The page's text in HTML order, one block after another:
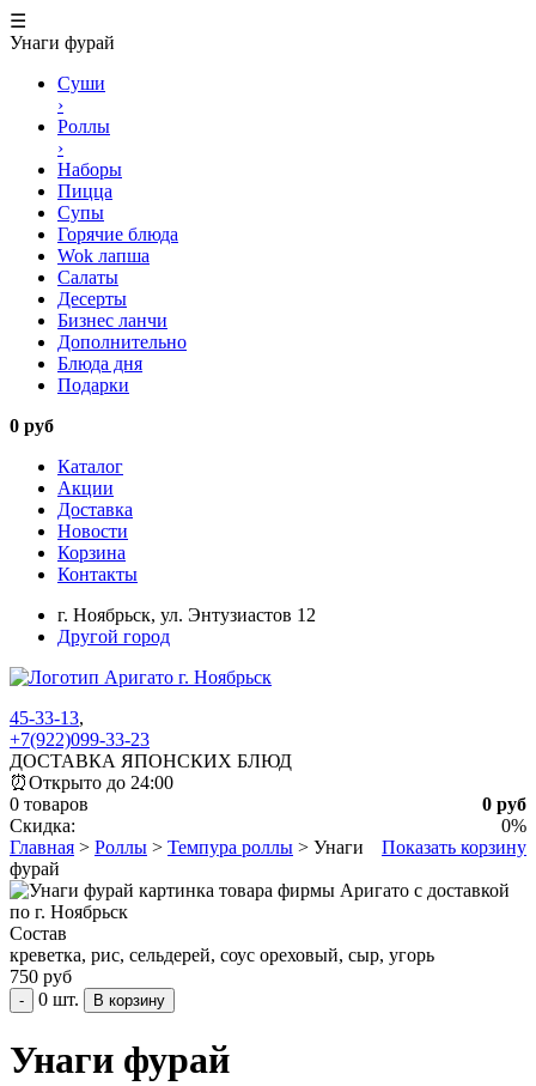
☰
Унаги фурай
Суши
›
Роллы
›
Наборы
Пицца
Супы
Горячие блюда
Wok лапша
Салаты
Десерты
Бизнес ланчи
Дополнительно
Блюда дня
Подарки
0 руб
Каталог
Акции
Доставка
Новости
Корзина
Контакты
г. Ноябрьск, ул. Энтузиастов 12
Другой город
45-33-13,
+7(922)099-33-23
ДОСТАВКА ЯПОНСКИХ БЛЮД
⏰Открыто до 24:00
0 руб
0 товаров
Скидка:
0%
Показать корзину
Главная > Роллы > Темпура роллы > Унаги
фурай
Состав
креветка, рис, сельдерей, соус ореховый, сыр, угорь
750 руб
- 0 шт.
Унаги фурай